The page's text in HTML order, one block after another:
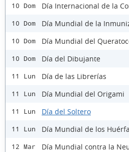
10 Dom Día Internacional de la
10 Dom Día Mundial de la
10 Dom Día Mundial del
10 Dom Día del Dibujante
11 Lun Día de las Librerías
11 Lun Día Mundial del Origami
11 Lun Día del Soltero
11 Lun Día Mundial de los
12 Mar Día Mundial contra la